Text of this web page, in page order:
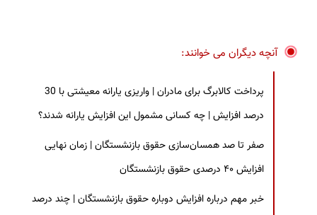
آنچه دیگران می خوانند:
پرداخت کالابرگ برای مادران | واریزی یارانه معیشتی با 30
درصد افزایش | چه کسانی مشمول این افزایش یارانه شدند؟
صفر تا صد همسان‌سازی حقوق بازنشستگان | زمان نهایی
افزایش ۴۰ درصدی حقوق بازنشستگان
خبر مهم درباره افزایش دوباره حقوق بازنشستگان | چند درصد